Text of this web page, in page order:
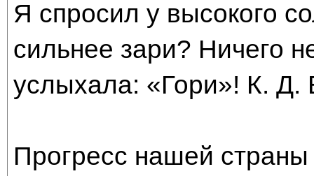
Я спросил у высокого
сильнее зари? Ничего
услыхала: «Гори»! К. Д.
Прогресс нашей